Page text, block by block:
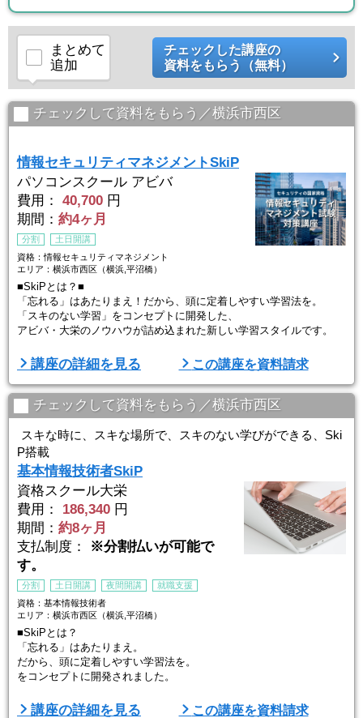
まとめて
追加
チェックした講座の
資料をもらう（無料）
チェックして資料をもらう／横浜市西区
情報セキュリティマネジメントSkiP
パソコンスクール アビバ
費用：
40,700 円
期間： 約4ヶ月
分割
土日開講
資格：情報セキュリティマネジメント
エリア：横浜市西区（横浜,平沼橋）
■SkiPとは？■
「忘れる」はあたりまえ！だから、頭に定着しやすい学習法を。
「スキのない学習」をコンセプトに開発した、
アビバ・大栄のノウハウが詰め込まれた新しい学習スタイルです。
■講座の特徴
①今から始める人も、仕事が忙しい人も
スキのない新学習法「SkiP」で、頭に定着しやすい学習を目指しま
す。
（１）短時間で、情報セキュリティマネジメントの全体像を把握（Ho
p講座）
→やみくもな暗記ではなく、まずは全体像を把握することが合格へ
の近道です。
（２）約5分で、ポイントをつ ...
講座の詳細を見る この講座を資料請求
チェックして資料をもらう／横浜市西区
スキな時に、スキな場所で、スキのない学びができる、Ski
P搭載
基本情報技術者SkiP
資格スクール大栄
費用：
186,340 円
期間： 約8ヶ月
支払制度：
※分割払いが可能で
す。
分割 土日開講 夜間開講
就職支援
資格：基本情報技術者
エリア：横浜市西区（横浜,平沼橋）
■SkiPとは？
「忘れる」はあたりまえ。
だから、頭に定着しやすい学習法を。
をコンセプトに開発されました。
■講座の特徴
講座の詳細を見る この講座を資料請求